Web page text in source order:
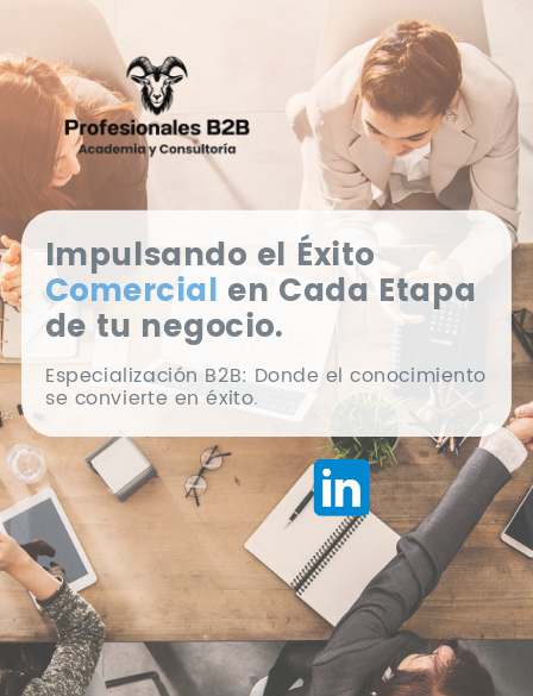
Impulsando el Éxito
Comercial en Cada Etapa
de tu negocio.
Especialización B2B: Donde el conocimiento
se convierte en éxito.